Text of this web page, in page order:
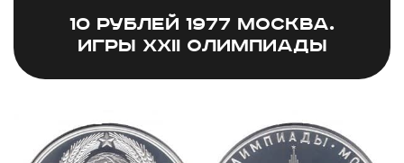
10 рублей 1977 Москва.
Игры XXII Олимпиады